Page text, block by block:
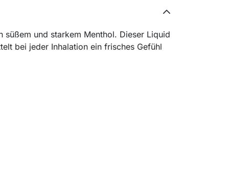
und starkem Menthol. Dieser Liquid
bei jeder Inhalation ein frisches Gefühl